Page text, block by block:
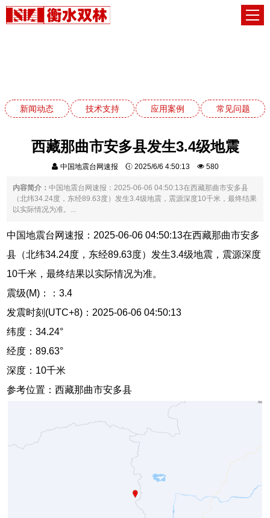
新闻动态 技术支持 应用案例 常见问题
西藏那曲市安多县发生3.4级地震
中国地震台网速报 2025/6/6 4:50:13 580
内容简介：中国地震台网速报：2025-06-06 04:50:13在西藏那曲市安多县
（北纬34.24度，东经89.63度）发生3.4级地震，震源深度10千米，最终结果
以实际情况为准。...
中国地震台网速报：2025-06-06 04:50:13在西藏那曲市安多
县（北纬34.24度，东经89.63度）发生3.4级地震，震源深度
10千米，最终结果以实际情况为准。
震级(M)：：3.4
发震时刻(UTC+8)：2025-06-06 04:50:13
纬度：34.24°
经度：89.63°
深度：10千米
参考位置：西藏那曲市安多县